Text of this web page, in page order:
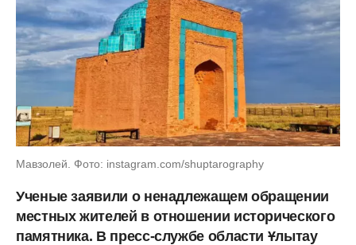
Мавзолей. Фото: instagram.com/shuptarography
Ученые заявили о ненадлежащем обращении
местных жителей в отношении исторического
памятника. В пресс-службе области Ұлытау